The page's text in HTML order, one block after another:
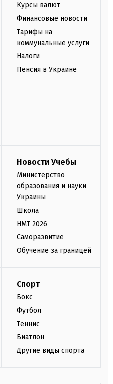
Курсы валют
Финансовые новости
Тарифы на
коммунальные услуги
Налоги
Пенсия в Украине
Новости Учебы
Министерство
образования и науки
Украины
Школа
НМТ 2026
Саморазвитие
Обучение за границей
Спорт
Бокс
Футбол
Теннис
Биатлон
Другие виды спорта